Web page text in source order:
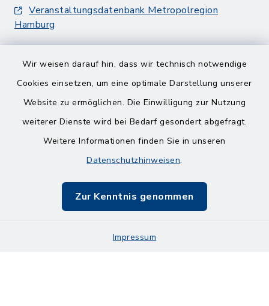
Wir weisen darauf hin, dass wir technisch notwendige
Cookies einsetzen, um eine optimale Darstellung unserer
Website zu ermöglichen. Die Einwilligung zur Nutzung
weiterer Dienste wird bei Bedarf gesondert abgefragt.
Weitere Informationen finden Sie in unseren
Datenschutzhinweisen.
Zur Kenntnis genommen
Impressum
Veranstaltungsdatenbank Metropolregion
Hamburg
Barrierefreiheit
Impressum
Sitemap